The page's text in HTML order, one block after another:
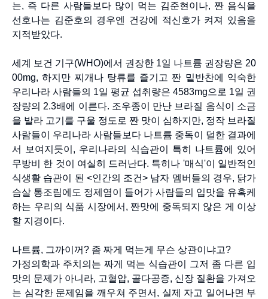
는, 즉 다른 사람들보다 많이 먹는 김준현이나, 짠 음식을
선호나는 김준호의 경우엔 건강에 적신호가 켜져 있음을
지적받았다.
세계 보건 기구(WHO)에서 권장한 1일 나트륨 권장량은 20
00mg, 하지만 찌개나 탕류를 즐기고 짠 밑반찬에 익숙한
우리나라 사람들의 1일 평균 섭취량은 4583mg으로 1일 권
장량의 2.3배에 이른다. 조우종이 만난 브라질 음식이 소금
을 발라 고기를 구울 정도로 짠 맛이 심하지만, 정작 브라질
사람들이 우리나라 사람들보다 나트륨 중독이 덜한 결과에
서 보여지듯이, 우리나라의 식습관이 특히 나트륨에 있어
무방비 한 것이 여실히 드러난다. 특히나 '매식'이 일반적인
식생활 습관이 된 <인간의 조건> 남자 멤버들의 경우, 닭가
슴살 통조림에도 정제염이 들어가 사람들의 입맛을 유혹케
하는 우리의 식품 시장에서, 짠맛에 중독되지 않은 게 이상
할 지경이다.
나트륨, 그까이꺼? 좀 짜게 먹는게 무슨 상관이냐고?
가정의학과 주치의는 짜게 먹는 식습관이 그저 좀 다른 입
맛의 문제가 아니라, 고혈압, 골다공증, 신장 질환을 가져오
는 심각한 문제임을 깨우쳐 주면서, 실제 자고 일어나면 부